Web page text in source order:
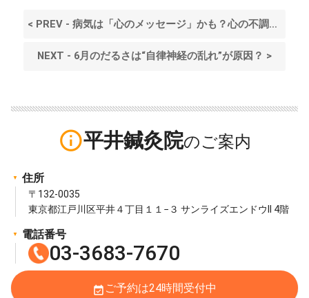
< PREV - 病気は「心のメッセージ」かも？心の不調に悩む方に贈る東洋医学と鍼灸の知恵
NEXT - 6月のだるさは“自律神経の乱れ”が原因？ >
info_outline平井鍼灸院
住所
〒132-0035
東京都江戸川区平井４丁目１１−３ サンライズエンドウII 4階
電話番号
03-3683-7670
event_available ご予約は24時間受付中